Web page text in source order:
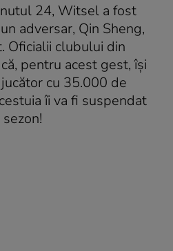
24, Witsel a fost
adversar, Qin Sheng,
Oficialii clubului din
pentru acest gest, își
cu 35.000 de
îi va fi suspendat